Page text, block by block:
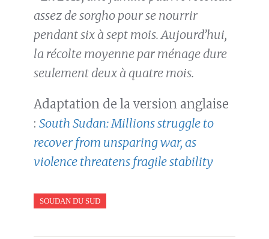
assez de sorgho pour se nourrir
pendant six à sept mois. Aujourd’hui,
la récolte moyenne par ménage dure
seulement deux à quatre mois.
Adaptation de la version anglaise
: South Sudan: Millions struggle to
recover from unsparing war, as
violence threatens fragile stability
SOUDAN DU SUD